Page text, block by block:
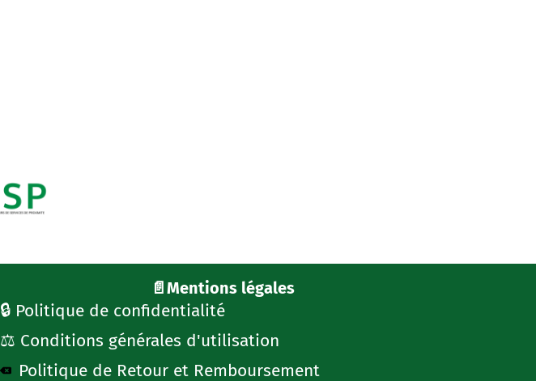
📄Mentions légales
🔒 Politique de confidentialité
⚖️ Conditions générales d'utilisation
Politique de Retour et Remboursement